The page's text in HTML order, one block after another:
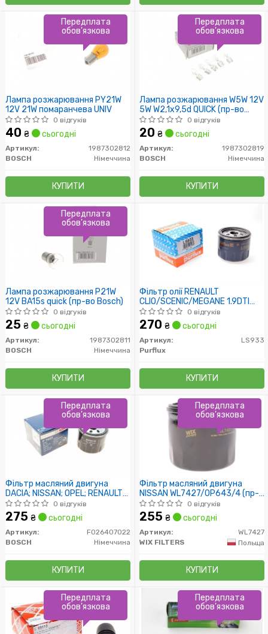
Лампа розжарювання PY21W
12V 21W помаранчева UNIV
0 відгуків
40 ₴ сьогодні
Артикул:
1987302812
BOSCH
Німеччина
КУПИТИ
Передплата
обов'язкова
Лампа розжарювання W5W 12V
5W W2,1x9,5d QUICK (пр-во
Bosch)
0 відгуків
20 ₴ сьогодні
Артикул:
1987302819
BOSCH
Німеччина
КУПИТИ
Передплата
обов'язкова
Лампа розжарювання P21W
12V BA15s quick (пр-во Bosch)
0 відгуків
25 ₴ сьогодні
Артикул:
1987302811
BOSCH
Німеччина
КУПИТИ
Передплата
обов'язкова
Фільтр олії RENAULT
CLIO/SCENIC/MEGANE 1.9DTI
3/97-8/03, 1.9DCi 4/04-
0 відгуків
270 ₴ сьогодні
Артикул:
LS933
Purflux
КУПИТИ
Фільтр масляний двигуна
DACIA; NISSAN; OPEL; RENAULT
(пр-во Bosch)0 відгуків
275 ₴ сьогодні
Артикул:
F026407022
BOSCH
Німеччина
КУПИТИ
Передплата
обов'язкова
Фільтр масляний двигуна
NISSAN WL7427/OP643/4 (пр-
во WIX-Filtron)0 відгуків
255 ₴ сьогодні
Артикул:
WL7427
WIX FILTERS
Польща
КУПИТИ
Передплата
обов'язкова
Передплата
обов'язкова
Передплата
обов'язкова